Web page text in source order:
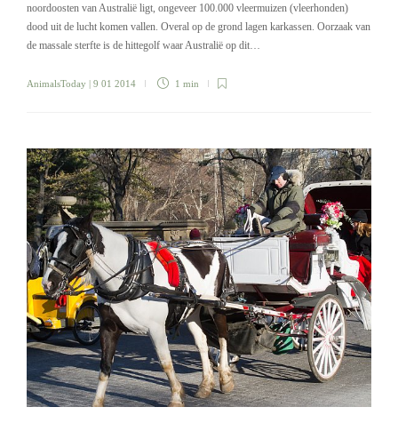
noordoosten van Australië ligt, ongeveer 100.000 vleermuizen (vleerhonden)
dood uit de lucht komen vallen. Overal op de grond lagen karkassen. Oorzaak van
de massale sterfte is de hittegolf waar Australië op dit…
AnimalsToday | 9 01 2014 1 min